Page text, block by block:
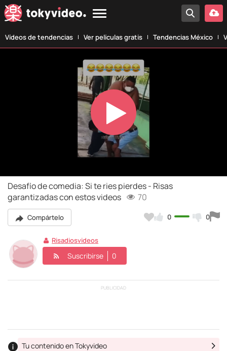
Vídeos de tendencias Ver películas gratis Tendencias México
Play
Video
Desafío de comedia: Si te ries pierdes - Risas
garantizadas con estos videos
70
Compártelo 0 0
Risadiosvideos
Suscribirse 0
PUBLICIDAD
Tu contenido en Tokyvideo